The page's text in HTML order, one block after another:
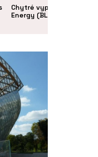
Chytré vypínače
Energy (BLE) - ABB